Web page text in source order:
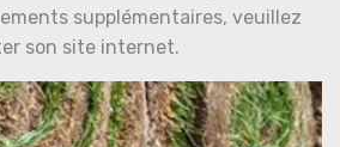
supplémentaires, veuillez
son site internet.